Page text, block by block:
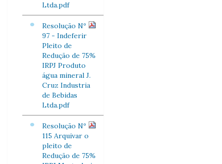
Ltda.pdf
Resolução Nº
97 - Indeferir
Pleito de
Redução de 75%
IRPJ Produto
água mineral J.
Cruz Industria
de Bebidas
Ltda.pdf
Resolução Nº
115 Arquivar o
pleito de
Redução de 75%